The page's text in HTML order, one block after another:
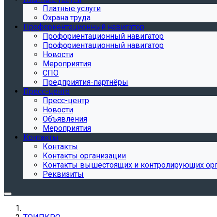
Платные услуги
Охрана труда
Профориентационный навигатор
Профориентационный навигатор
Профориентационный навигатор
Новости
Мероприятия
СПО
Предприятия-партнёры
Пресс-центр
Пресс-центр
Новости
Объявления
Мероприятия
Контакты
Контакты
Контакты организации
Контакты вышестоящих и контролирующих
Реквизиты